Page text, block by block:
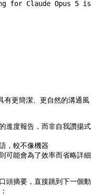
有更簡潔、更自然的溝通風
進度報告，而非自我讚揚式
，較不像機器
可能會為了效率而省略詳細
頭摘要，直接跳到下一個動